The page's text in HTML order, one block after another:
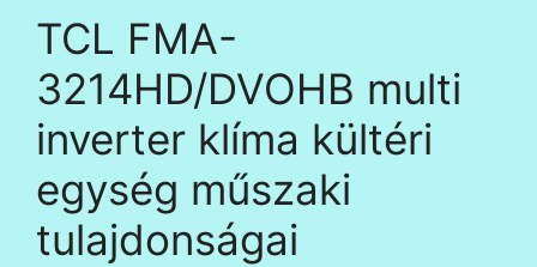
TCL FMA-
3214HD/DVOHB multi
inverter klíma kültéri
egység műszaki
tulajdonságai